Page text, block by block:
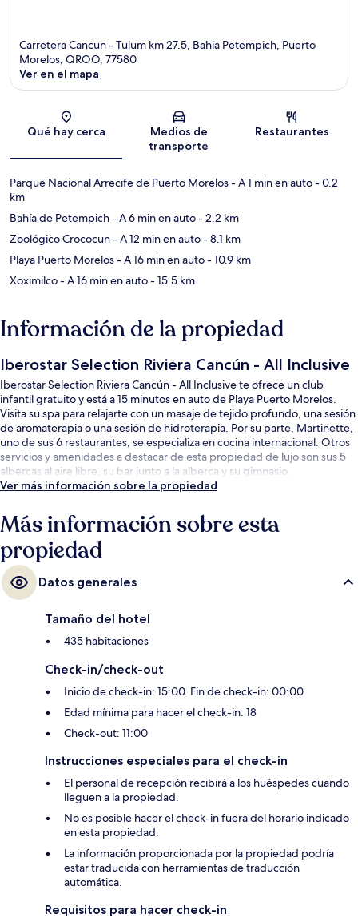
Carretera Cancun - Tulum km 27.5, Bahia Petempich, Puerto
Morelos, QROO, 77580
Ver en el mapa
Qué hay cerca
Medios de
transporte
Restaurantes
Parque Nacional Arrecife de Puerto Morelos- A 1 min en auto- 0.2
km
Bahía de Petempich- A 6 min en auto- 2.2 km
Zoológico Crococun- A 12 min en auto- 8.1 km
Playa Puerto Morelos- A 16 min en auto- 10.9 km
Xoximilco- A 16 min en auto- 15.5 km
Información de la propiedad
Iberostar Selection Riviera Cancún - All Inclusive
Iberostar Selection Riviera Cancún - All Inclusive te ofrece un club
infantil gratuito y está a 15 minutos en auto de Playa Puerto Morelos.
Visita su spa para relajarte con un masaje de tejido profundo, una sesión
de aromaterapia o una sesión de hidroterapia. Por su parte, Martinette,
uno de sus 6 restaurantes, se especializa en cocina internacional. Otros
servicios y amenidades a destacar de esta propiedad de lujo son sus 5
albercas al aire libre, su bar junto a la alberca y su gimnasio.
Ver más información sobre la propiedad
Más información sobre esta
propiedad
Datos generales
Tamaño del hotel
435 habitaciones
Check-in/check-out
Inicio de check-in: 15:00. Fin de check-in: 00:00
Edad mínima para hacer el check-in: 18
Check-out: 11:00
Instrucciones especiales para el check-in
El personal de recepción recibirá a los huéspedes cuando
lleguen a la propiedad.
No es posible hacer el check-in fuera del horario indicado
en esta propiedad.
La información proporcionada por la propiedad podría
estar traducida con herramientas de traducción
automática.
Requisitos para hacer check-in